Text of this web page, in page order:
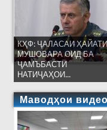
КҲФ: ҶАЛАСАИ
МУШОВАРА ОИД БА
ҶАМЪБАСТИ
НАТИҶАҲОИ...
Маводҳои